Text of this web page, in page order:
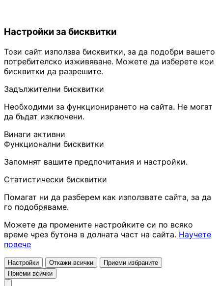
Настройки за бисквитки
Този сайт използва бисквитки, за да подобри вашето
потребителско изживяване. Можете да изберете кои
бисквитки да разрешите.
Задължителни бисквитки
Необходими за функционирането на сайта. Не могат
да бъдат изключени.
Винаги активни
Функционални бисквитки
Запомнят вашите предпочитания и настройки.
Статистически бисквитки
Помагат ни да разберем как използвате сайта, за да
го подобряваме.
Можете да промените настройките си по всяко
време чрез бутона в долната част на сайта. Научете
повече
Настройки Откажи всички
Приеми избраните
Приеми всички